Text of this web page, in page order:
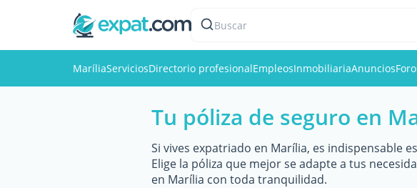
Buscar
MaríliaServiciosDirectorio profesionalEmpleosInmobiliariaAnunciosForo
Tu póliza de seguro en
Si vives expatriado en Marília, es indispensable
Elige la póliza que mejor se adapte a tus
en Marília con toda tranquilidad.